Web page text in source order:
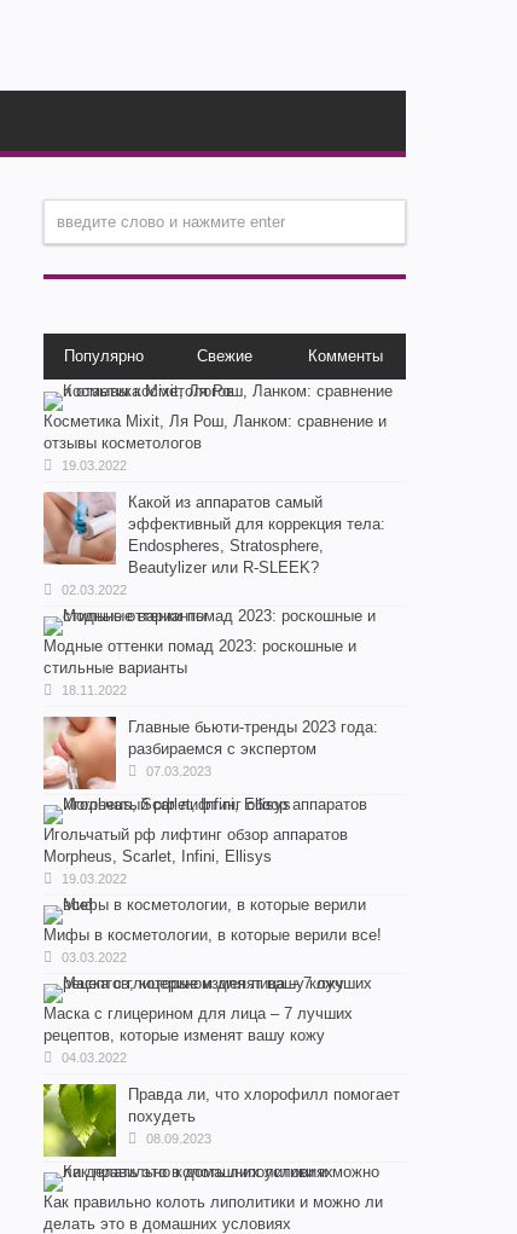
Популярно Свежие Комменты
Косметика Мixit, Ля Рош, Ланком: сравнение и
отзывы косметологов
19.03.2022
Какой из аппаратов самый
эффективный для коррекция тела:
Endospheres, Stratosphere,
Beautylizer или R-SLEEK?
02.03.2022
Модные оттенки помад 2023: роскошные и
стильные варианты
18.11.2022
Главные бьюти-тренды 2023 года:
разбираемся с экспертом
07.03.2023
Игольчатый рф лифтинг обзор аппаратов
Morpheus, Scarlet, Infini, Ellisys
19.03.2022
Мифы в косметологии, в которые верили все!
03.03.2022
Маска с глицерином для лица – 7 лучших
рецептов, которые изменят вашу кожу
04.03.2022
Правда ли, что хлорофилл помогает
похудеть
08.09.2023
Как правильно колоть липолитики и можно ли
делать это в домашних условиях